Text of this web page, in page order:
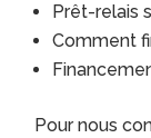
Prêt-relais
Comment
Pour nous